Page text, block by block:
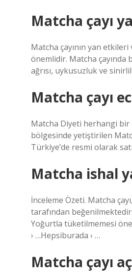
Matcha çayı
Matcha çayının yan
önemlidir. Matcha çayında
ağrısı, uykusuzluk ve
Matcha çayı
Matcha Diyeti herhangi bir
bölgesinde yetiştirilen
Türkiye’de resmi olarak
Matcha ishal
İnceleme Özeti. Matcha
tarafından
Yoğurtla tüketilmemesi
› …Hepsiburada › …
Matcha çayı